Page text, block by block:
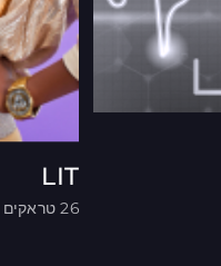
LIT
26 טראקים